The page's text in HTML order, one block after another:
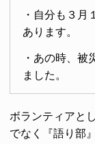
・自分も３月
あります。
・あの時、被
ました。
ボランティアと
でなく『語り部